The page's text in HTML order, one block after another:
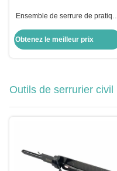
Ensemble de serrure de pratique
de sélection de serrure
Obtenez le meilleur prix
Outils de serrurier civil